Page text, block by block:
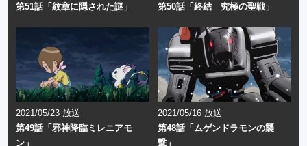
第51話「紋章に隠された謎」
第50話「終結 究極の聖戦」
2021/05/23 放送
第49話「邪神降臨ミレニアモ
ン」
2021/05/16 放送
第48話「ムゲンドラモンの襲
撃」